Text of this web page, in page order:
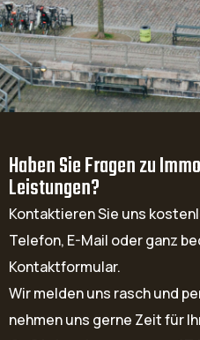
Haben Sie Fragen zu
Leistungen?
Kontaktieren Sie uns
Telefon, E-Mail oder ganz
Kontaktformular.
Wir melden uns rasch und
nehmen uns gerne Zeit für